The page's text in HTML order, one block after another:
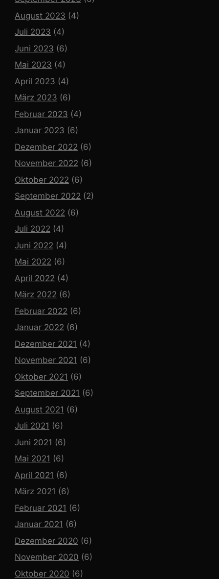
August 2023 (4)
Juli 2023 (4)
Juni 2023 (6)
Mai 2023 (4)
April 2023 (4)
März 2023 (6)
Februar 2023 (4)
Januar 2023 (6)
Dezember 2022 (6)
November 2022 (6)
Oktober 2022 (6)
September 2022 (2)
August 2022 (6)
Juli 2022 (4)
Juni 2022 (4)
Mai 2022 (6)
April 2022 (4)
März 2022 (6)
Februar 2022 (6)
Januar 2022 (6)
Dezember 2021 (4)
November 2021 (6)
Oktober 2021 (6)
September 2021 (6)
August 2021 (6)
Juli 2021 (6)
Juni 2021 (6)
Mai 2021 (6)
April 2021 (6)
März 2021 (6)
Februar 2021 (6)
Januar 2021 (6)
Dezember 2020 (6)
November 2020 (6)
Oktober 2020 (6)